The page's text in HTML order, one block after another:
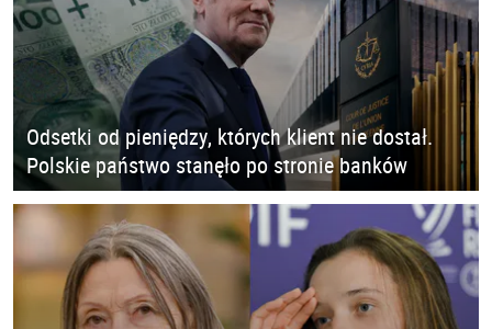
Odsetki od pieniędzy, których klient nie dostał.
Polskie państwo stanęło po stronie banków